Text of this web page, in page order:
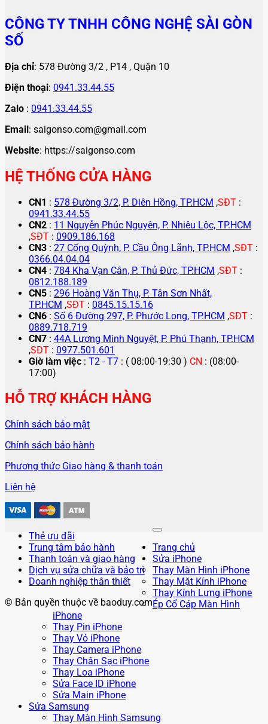
CÔNG TY TNHH CÔNG NGHỆ SÀI GÒN
SỐ
Địa chỉ: 578 Đường 3/2 , P14 , Quận 10
Điện thoại: 0941.33.44.55
Zalo : 0941.33.44.55
Email: saigonso.com@gmail.com
Website: https://saigonso.com
HỆ THỐNG CỬA HÀNG
CN1 : 578 Đường 3/2, P. Diên Hồng, TP.HCM ,SĐT :
0941.33.44.55
CN2 : 11 Nguyễn Phúc Nguyên, P. Nhiêu Lộc, TP.HCM
,SĐT : 0909.186.168
CN3 : 27 Cống Quỳnh, P. Cầu Ông Lãnh, TP.HCM ,SĐT :
0366.04.04.04
CN4 : 784 Kha Vạn Cân, P. Thủ Đức, TP.HCM ,SĐT :
0812.188.189
CN5 : 296 Hoàng Văn Thụ, P. Tân Sơn Nhất,
TP.HCM ,SĐT : 0845.15.15.16
CN6 : Số 6 Đường 297, P. Phước Long, TP.HCM ,SĐT :
0889.718.719
CN7 : 44A Lương Minh Nguyệt, P. Phú Thạnh, TP.HCM
,SĐT : 0977.501.601
Giờ làm việc : T2 - T7 : ( 08:00-19:30 ) CN : (08:00-
17:00)
HỖ TRỢ KHÁCH HÀNG
Chính sách bảo mật
Chính sách bảo hành
Phương thức Giao hàng & thanh toán
Liên hệ
Thẻ ưu đãi
Trung tâm bảo hành
Thanh toán và giao hàng
Dịch vụ sửa chữa và bảo trì
Doanh nghiệp thân thiết
© Bản quyền thuộc về baoduy.com
Trang chủ
Sửa iPhone
Thay Màn Hình iPhone
Thay Mặt Kính iPhone
Thay Kính Lưng iPhone
Ép Cổ Cáp Màn Hình
iPhone
Thay Pin iPhone
Thay Vỏ iPhone
Thay Camera iPhone
Thay Chân Sạc iPhone
Thay Loa iPhone
Sửa Face ID iPhone
Sửa Main iPhone
Sửa Samsung
Thay Màn Hình Samsung